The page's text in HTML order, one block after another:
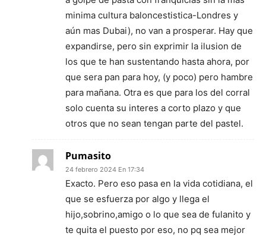
minima cultura baloncestistica-Londres y
aún mas Dubai), no van a prosperar. Hay que
expandirse, pero sin exprimir la ilusion de
los que te han sustentando hasta ahora, por
que sera pan para hoy, (y poco) pero hambre
para mañana. Otra es que para los del corral
solo cuenta su interes a corto plazo y que
otros que no sean tengan parte del pastel.
Pumasito
24 febrero 2024 En 17:34
Exacto. Pero eso pasa en la vida cotidiana, el
que se esfuerza por algo y llega el
hijo,sobrino,amigo o lo que sea de fulanito y
te quita el puesto por eso, no pq sea mejor